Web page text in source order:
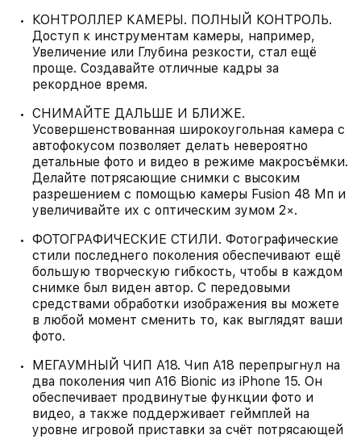
КОНТРОЛЛЕР КАМЕРЫ. ПОЛНЫЙ КОНТРОЛЬ.
Доступ к инструментам камеры, например,
Увеличение или Глубина резкости, стал ещё
проще. Создавайте отличные кадры за
рекордное время.
СНИМАЙТЕ ДАЛЬШЕ И БЛИЖЕ.
Усовершенствованная широкоугольная камера с
автофокусом позволяет делать невероятно
детальные фото и видео в режиме макросъёмки.
Делайте потрясающие снимки с высоким
разрешением с помощью камеры Fusion 48 Мп и
увеличивайте их с оптическим зумом 2×.
ФОТОГРАФИЧЕСКИЕ СТИЛИ. Фотографические
стили последнего поколения обеспечивают ещё
большую творческую гибкость, чтобы в каждом
снимке был виден автор. С передовыми
средствами обработки изображения вы можете
в любой момент сменить то, как выглядят ваши
фото.
МЕГАУМНЫЙ ЧИП A18. Чип A18 перепрыгнул на
два поколения чип A16 Bionic из iPhone 15. Он
обеспечивает продвинутые функции фото и
видео, а также поддерживает геймплей на
уровне игровой приставки за счёт потрясающей